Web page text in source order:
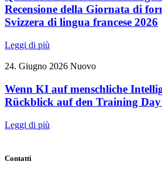
Recensione della Giornata di
Svizzera di lingua francese 2026
Leggi di più
24. Giugno 2026 Nuovo
Wenn KI auf menschliche
Rückblick auf den Training
Leggi di più
Contatti